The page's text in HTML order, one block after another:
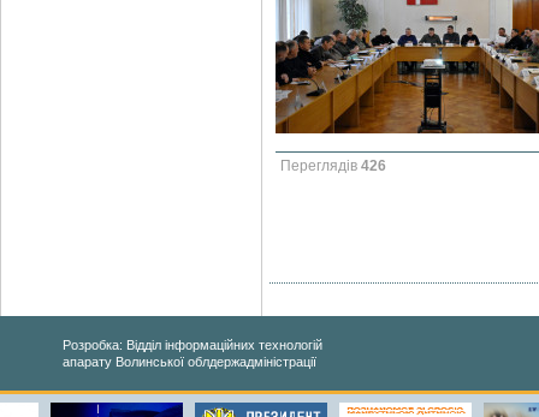
Переглядів 426
Розробка: Відділ інформаційних технологій
апарату Волинської облдержадміністрації